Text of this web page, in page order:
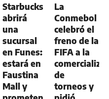
Starbucks
abrirá
una
sucursal
en Funes:
estará en
Faustina
Mall y
La
Conmebol
celebró el
freno de la
FIFA a la
de
torneos y